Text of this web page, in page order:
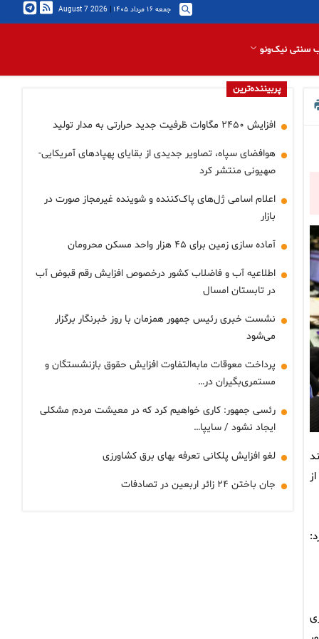
جمعه ۱۶ مرداد ۱۴۰۵ |
2026 August 7
سنتی نیک‌ونو
پربیننده‌ترین
افزایش ۲۴۵۰ مگاوات ظرفیت جدید حرارتی به مدار تولید
هوافضای سپاه، تصاویر جدیدی از بقایای پهپادهای آمریکایی-
صهیونی منتشر کرد
اعلام اسامی ژل‌های پاک‌کننده و شوینده غیرمجاز صورت در
بازار
آماده سازی زمین برای ۴۵ هزار واحد مسکن محرومان
اطلاعیه آب و فاضلاب کشور درخصوص افزایش رقم قبوض آب
در تابستان امسال
نشست خبری رئیس جمهور همزمان با روز خبرنگار برگزار
می‌شود
پرداخت معوقات مابه‌التفاوت افزایش حقوق بازنشستگان و
مستمری‌بگیران در…
رئسی جمهور: کاری خواهیم کرد که در معیشت مردم مشکلی
ایجاد نشود / سایپا…
لغو افزایش پلکانی تعرفه بهای برق کشاورزی
جان باختن ۲۴ زائر اربعین در تصادفات